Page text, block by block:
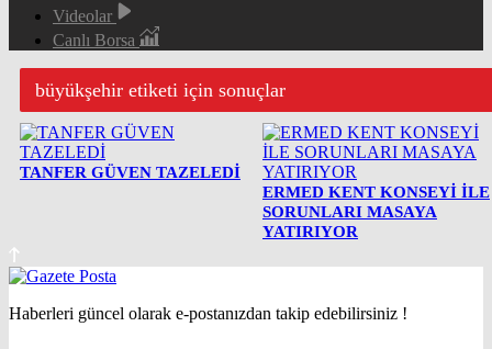
Videolar
Canlı Borsa
büyükşehir etiketi için sonuçlar
TANFER GÜVEN TAZELEDİ
ERMED KENT KONSEYİ İLE
SORUNLARI MASAYA
YATIRIYOR
Haberleri güncel olarak e-postanızdan takip edebilirsiniz !